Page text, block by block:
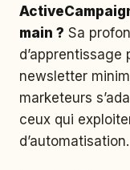
main ? Sa
newsletter
marketeurs
ceux qui
d’automatisation.